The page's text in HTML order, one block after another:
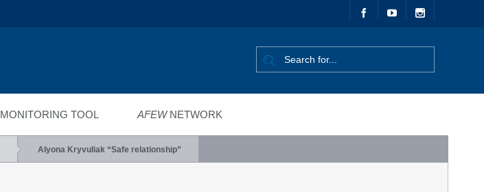
MONITORING TOOL AFEWNETWORK
Alyona Kryvuliak “Safe relationship”